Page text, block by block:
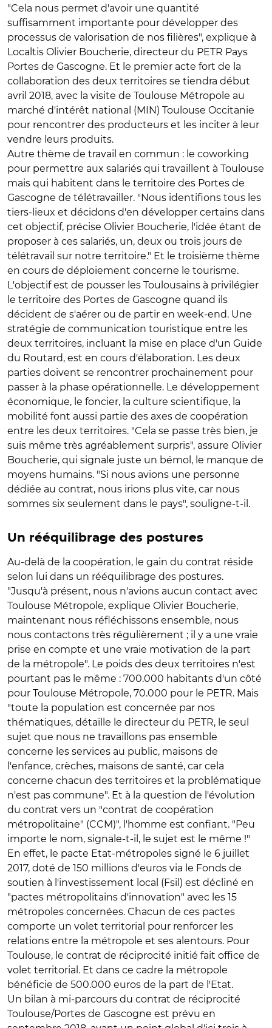
"Cela nous permet d'avoir une quantité
suffisamment importante pour développer des
processus de valorisation de nos filières", explique à
Localtis Olivier Boucherie, directeur du PETR Pays
Portes de Gascogne. Et le premier acte fort de la
collaboration des deux territoires se tiendra début
avril 2018, avec la visite de Toulouse Métropole au
marché d'intérêt national (MIN) Toulouse Occitanie
pour rencontrer des producteurs et les inciter à leur
vendre leurs produits.
Autre thème de travail en commun : le coworking
pour permettre aux salariés qui travaillent à Toulouse
mais qui habitent dans le territoire des Portes de
Gascogne de télétravailler. "Nous identifions tous les
tiers-lieux et décidons d'en développer certains dans
cet objectif, précise Olivier Boucherie, l'idée étant de
proposer à ces salariés, un, deux ou trois jours de
télétravail sur notre territoire." Et le troisième thème
en cours de déploiement concerne le tourisme.
L'objectif est de pousser les Toulousains à privilégier
le territoire des Portes de Gascogne quand ils
décident de s'aérer ou de partir en week-end. Une
stratégie de communication touristique entre les
deux territoires, incluant la mise en place d'un Guide
du Routard, est en cours d'élaboration. Les deux
parties doivent se rencontrer prochainement pour
passer à la phase opérationnelle. Le développement
économique, le foncier, la culture scientifique, la
mobilité font aussi partie des axes de coopération
entre les deux territoires. "Cela se passe très bien, je
suis même très agréablement surpris", assure Olivier
Boucherie, qui signale juste un bémol, le manque de
moyens humains. "Si nous avions une personne
dédiée au contrat, nous irions plus vite, car nous
sommes six seulement dans le pays", souligne-t-il.
Un rééquilibrage des postures
Au-delà de la coopération, le gain du contrat réside
selon lui dans un rééquilibrage des postures.
"Jusqu'à présent, nous n'avions aucun contact avec
Toulouse Métropole, explique Olivier Boucherie,
maintenant nous réfléchissons ensemble, nous
nous contactons très régulièrement ; il y a une vraie
prise en compte et une vraie motivation de la part
de la métropole". Le poids des deux territoires n'est
pourtant pas le même : 700.000 habitants d'un côté
pour Toulouse Métropole, 70.000 pour le PETR. Mais
"toute la population est concernée par nos
thématiques, détaille le directeur du PETR, le seul
sujet que nous ne travaillons pas ensemble
concerne les services au public, maisons de
l'enfance, crèches, maisons de santé, car cela
concerne chacun des territoires et la problématique
n'est pas commune". Et à la question de l'évolution
du contrat vers un "contrat de coopération
métropolitaine" (CCM)", l'homme est confiant. "Peu
importe le nom, signale-t-il, le sujet est le même !"
En effet, le pacte Etat-métropoles signé le 6 juillet
2017, doté de 150 millions d'euros via le Fonds de
soutien à l'investissement local (Fsil) est décliné en
"pactes métropolitains d'innovation" avec les 15
métropoles concernées. Chacun de ces pactes
comporte un volet territorial pour renforcer les
relations entre la métropole et ses alentours. Pour
Toulouse, le contrat de réciprocité initié fait office de
volet territorial. Et dans ce cadre la métropole
bénéficie de 500.000 euros de la part de l'Etat.
Un bilan à mi-parcours du contrat de réciprocité
Toulouse/Portes de Gascogne est prévu en